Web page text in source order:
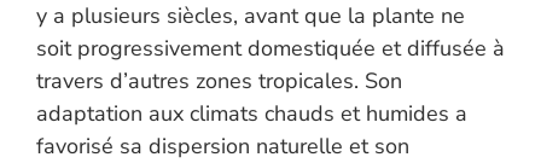
y a plusieurs siècles, avant que la plante ne
soit progressivement domestiquée et diffusée à
travers d’autres zones tropicales. Son
adaptation aux climats chauds et humides a
favorisé sa dispersion naturelle et son